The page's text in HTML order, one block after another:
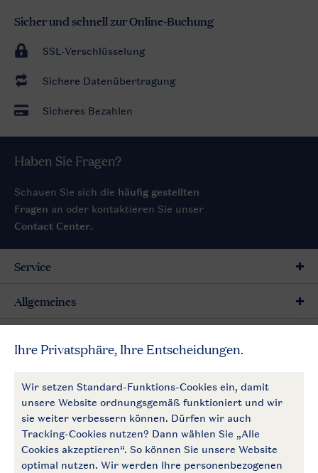
Sicher und schnell zur Online-Buchung
SSL-Verschlüsselung
Sichere Datenübertragung
Sicheres Bezahlen
Haben Sie Fragen?
Schauen Sie sich die häufig gestellten
Fragen an oder kontaktieren Sie unser
Contact Center.
Follow Us
facebookinstagram
Service
Allgemeines